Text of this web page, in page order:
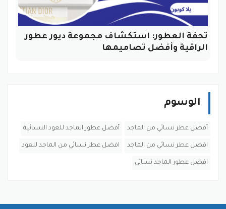
تحفة العطور: استكشاف مجموعة ديور عطور
الراقية وأفضل تصاميمها
الوسوم
أفضل عطر نسائي من الماجد أفضل عطور الماجد للعود النسائية
افضل عطر نسائي من الماجد افضل عطر نسائي من الماجد للعود
افضل عطور الماجد نسائي